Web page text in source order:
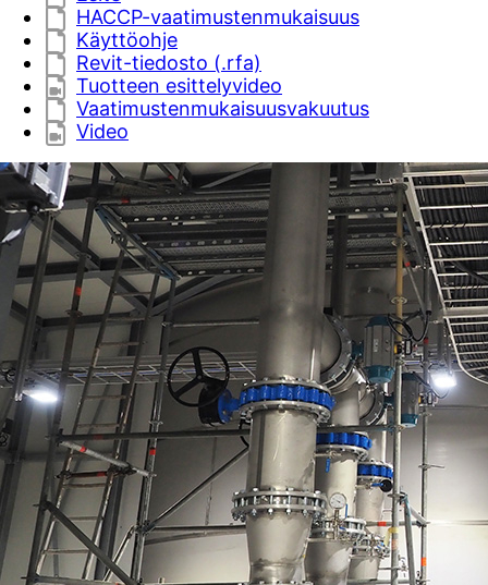
HACCP-vaatimustenmukaisuus
Käyttöohje
Revit-tiedosto (.rfa)
Tuotteen esittelyvideo
Vaatimustenmukaisuusvakuutus
Video